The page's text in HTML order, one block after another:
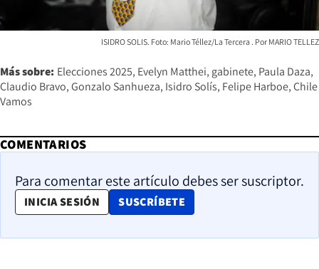
ISIDRO SOLIS. Foto: Mario Téllez/La Tercera MARIO TELLEZ
Más sobre: Elecciones 2025 Evelyn Matthei gabinete Paula Daza
Claudio Bravo Gonzalo Sanhueza Isidro Solís Felipe Harboe Chile
Vamos
COMENTARIOS
Para comentar este artículo debes ser suscriptor.
INICIA SESIÓN SUSCRÍBETE
OPENS IN NEW WINDOW